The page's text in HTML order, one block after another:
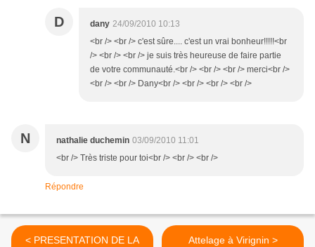
D dany 24/09/2010 10:13
<br /> <br /> c'est sûre.... c'est un vrai bonheur!!!!!<br
/> <br /> <br /> je suis très heureuse de faire partie
de votre communauté.<br /> <br /> <br /> merci<br />
<br /> <br /> Dany<br /> <br /> <br /> <br />
N nathalie duchemin 03/09/2010 11:01
<br /> Très triste pour toi<br /> <br /> <br />
Répondre
< PRESENTATION DE LA
Attelage à Virignin >